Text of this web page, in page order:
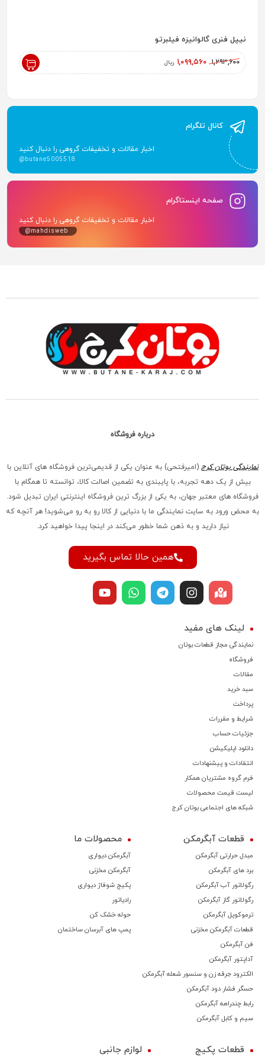
نیپل فنری گالوانیزه فیلبرتو
۱,۲۹۳,۶۰۰ ۱,۰۹۹,۵۶۰ ریال
کانال تلگرام
اخبار مقالات و تخفیفات گروهی را دنبال کنید
@butane5005518
صفحه اینستاگرام
اخبار مقالات و تخفیفات گروهی را دنبال کنید
@mahdisweb
درباره فروشگاه
نمایندگی بوتان کرج (امیرفتحی) به عنوان یکی از قدیمی‌ترین فروشگاه های آنلاین با
بیش از یک دهه تجربه، با پایبندی به تضمین اصالت کالا، توانسته تا همگام با
فروشگاه‌ های معتبر جهان، به یکی از بزرگ‌ ترین فروشگاه اینترنتی ایران تبدیل شود.
به محض ورود به سایت نمایندگی ما با دنیایی از کالا رو به رو می‌شوید! هر آنچه که
نیاز دارید و به ذهن شما خطور می‌کند در اینجا پیدا خواهید کرد.
همین حالا تماس بگیرید
لینک های مفید
نمایندگی مجاز قطعات بوتان
فروشگاه
مقالات
سبد خرید
پرداخت
شرایط و مقررات
جزئیات حساب
دانلود اپلیکیشن
انتقادات و پیشنهادات
فرم گروه مشتریان همکار
لیست قیمت محصولات
شبکه های اجتماعی بوتان کرج
قطعات آبگرمکن
مبدل حرارتی آبگرمکن
برد های آبگرمکن
رگولاتور آب آبگرمکن
رگولاتور گاز آبگرمکن
ترموكوپل آبگرمکن
قطعات آبگرمکن مخزنی
فن آبگرمکن
آداپتور آبگرمکن
الکترود جرقه زن و سنسور شعله آبگرمکن
حسگر فشار دود آبگرمکن
رابط چندراهه آبگرمکن
سیم و کابل آبگرمکن
محصولات ما
آبگرمکن دیواری
آبگرمکن مخزنی
پکیج شوفاژ دیواری
رادیاتور
حوله خشک کن
پمپ های آبرسان ساختمان
قطعات پکیج لوازم جانبی